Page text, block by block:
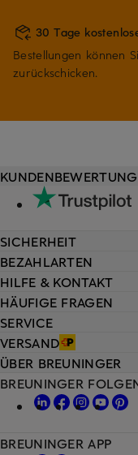
30 Tage
Bestellungen können
zurückschicken.
HILFE & KONTAKT
HÄUFIGE FRAGEN
SERVICE
VERSAND
KUNDENBEWERTUNG
SICHERHEIT
BEZAHLARTEN
ÜBER BREUNINGER
BREUNINGER
BREUNINGER APP